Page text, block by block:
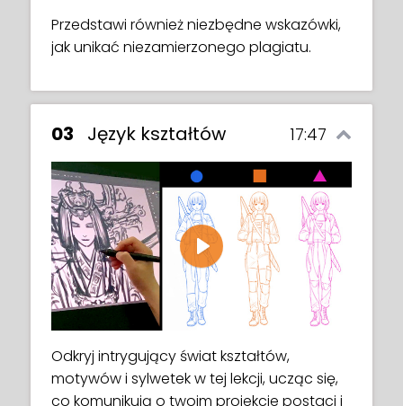
Przedstawi również niezbędne wskazówki,
jak unikać niezamierzonego plagiatu.
03 Język kształtów 17:47
Play
Odkryj intrygujący świat kształtów,
motywów i sylwetek w tej lekcji, ucząc się,
co komunikują o twoim projekcie postaci i